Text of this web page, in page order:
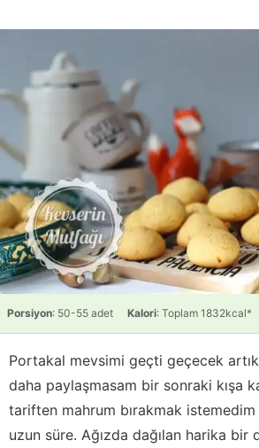
Porsiyon: 50-55 adet Kalori: Toplam 1832kcal*
Portakal mevsimi geçti geçecek
daha paylaşmasam bir sonraki kışa
tariften mahrum bırakmak
uzun süre. Ağızda dağılan harika bir